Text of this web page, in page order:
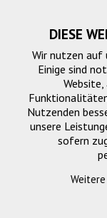
DIESE
Wir nutzen auf
Einige sind
Nutzenden
unsere
sofern